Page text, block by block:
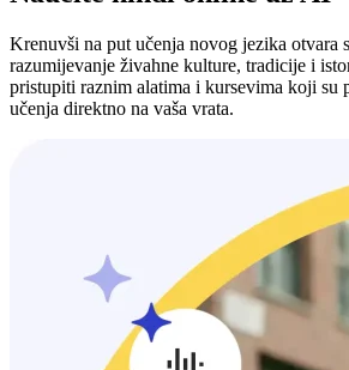
Krenuvši na put učenja novog jezika otvara
razumijevanje živahne kulture, tradicije i
pristupiti raznim alatima i kursevima koji su
učenja direktno na vaša vrata.